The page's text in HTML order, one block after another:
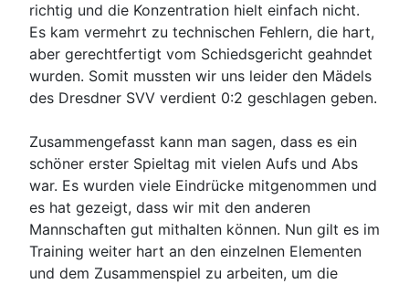
richtig und die Konzentration hielt einfach nicht.
Es kam vermehrt zu technischen Fehlern, die hart,
aber gerechtfertigt vom Schiedsgericht geahndet
wurden. Somit mussten wir uns leider den Mädels
des Dresdner SVV verdient 0:2 geschlagen geben.
Zusammengefasst kann man sagen, dass es ein
schöner erster Spieltag mit vielen Aufs und Abs
war. Es wurden viele Eindrücke mitgenommen und
es hat gezeigt, dass wir mit den anderen
Mannschaften gut mithalten können. Nun gilt es im
Training weiter hart an den einzelnen Elementen
und dem Zusammenspiel zu arbeiten, um die